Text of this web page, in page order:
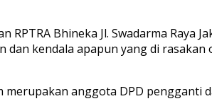
Bhineka Jl. Swadarma Raya
kendala apapun yang di rasakan
anggota DPD pengganti